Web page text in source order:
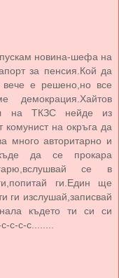
новина-шефа на
за пенсия.Кой да
вече е решено,но все
демокрация.Хайтов
на ТКЗС нейде из
комунист на окръга да
много авторитарно и
да се прокара
се в
ги.Един ще
ги изслушай,записвай
където ти си си
с-с-с........